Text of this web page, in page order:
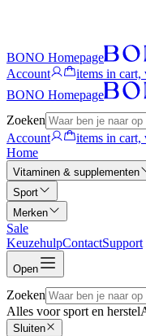
BONO Homepage
Account
items in cart,
BONO Homepage
Zoeken
Account
items in cart,
Home
Vitaminen & supplementen
Sport
Merken
Sale
KeuzehulpContactSupport
Open
Zoeken
Alles voor sport en herstel
Sluiten